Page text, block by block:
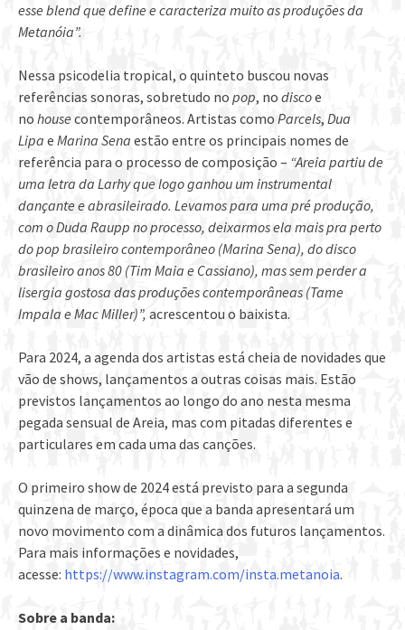
esse blend que define e caracteriza muito as produções da
Metanóia”.
Nessa psicodelia tropical, o quinteto buscou novas
referências sonoras, sobretudo no pop, no discoe
no house contemporâneos. Artistas como Parcels, Dua
Lipa e Marina Sena estão entre os principais nomes de
referência para o processo de composição – “Areia partiu de
uma letra da Larhy que logo ganhou um instrumental
dançante e abrasileirado. Levamos para uma pré produção,
com o Duda Raupp no processo, deixarmos ela mais pra perto
do pop brasileiro contemporâneo (Marina Sena), do disco
brasileiro anos 80 (Tim Maia e Cassiano), mas sem perder a
lisergia gostosa das produções contemporâneas (Tame
Impala e Mac Miller)”, acrescentou o baixista.
Para 2024, a agenda dos artistas está cheia de novidades que
vão de shows, lançamentos a outras coisas mais. Estão
previstos lançamentos ao longo do ano nesta mesma
pegada sensual de Areia, mas com pitadas diferentes e
particulares em cada uma das canções.
O primeiro show de 2024 está previsto para a segunda
quinzena de março, época que a banda apresentará um
novo movimento com a dinâmica dos futuros lançamentos.
Para mais informações e novidades,
acesse: https://www.instagram.com/insta.metanoia.
Sobre a banda: